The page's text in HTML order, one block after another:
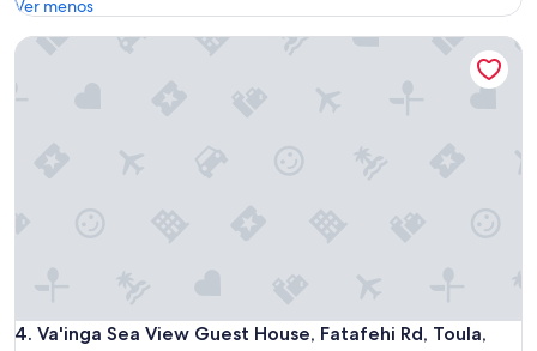
u
i
Ver menos
4. Va'inga Sea View Guest House, Fatafehi Rd, Toula,
Va'inga Sea View Guest House, Fatafehi Rd, Toula, Neiafu,
Va'inga Sea View Guest House, Fatafehi Rd, Toula, Neiafu,